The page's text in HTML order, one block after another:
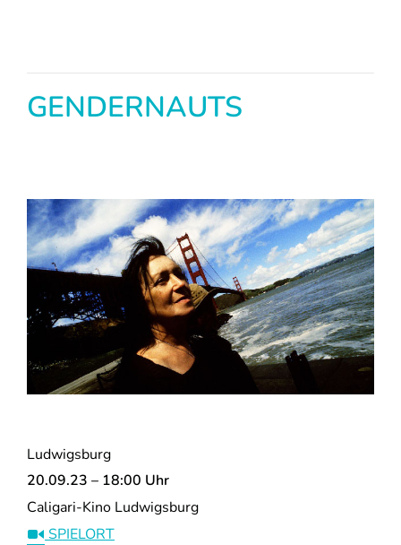
GENDERNAUTS
Ludwigsburg
20.09.23 – 18:00 Uhr
Caligari-Kino Ludwigsburg
SPIELORT